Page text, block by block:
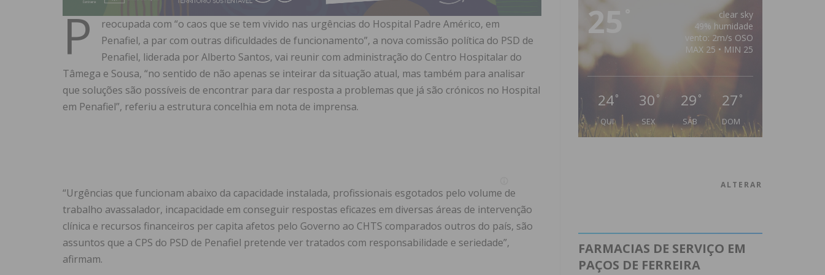
P
reocupada com “o caos que se tem vivido nas urgências do Hospital Padre Américo, em
Penafiel, a par com outras dificuldades de funcionamento”, a nova comissão política do PSD de
Penafiel, liderada por Alberto Santos, vai reunir com administração do Centro Hospitalar do
Tâmega e Sousa, “no sentido de não apenas se inteirar da situação atual, mas também para analisar
que soluções são possíveis de encontrar para dar resposta a problemas que já são crónicos no Hospital
em Penafiel”, referiu a estrutura concelhia em nota de imprensa.
“Urgências que funcionam abaixo da capacidade instalada, profissionais esgotados pelo volume de
trabalho avassalador, incapacidade em conseguir respostas eficazes em diversas áreas de intervenção
clínica e recursos financeiros per capita afetos pelo Governo ao CHTS comparados outros do país, são
assuntos que a CPS do PSD de Penafiel pretende ver tratados com responsabilidade e seriedade”,
afirmam.
25
clear sky
49% humidade
vento: 2m/s OSO
MAX 25 • MIN 25
24°
QUI
30 °
SEX
29 °
SÁB
27 °
DOM
ALTERAR
FARMACIAS DE SERVIÇO EM
PAÇOS DE FERREIRA